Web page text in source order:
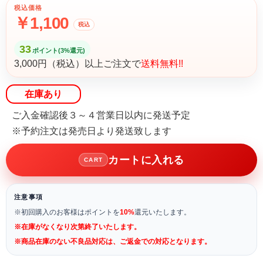
税込価格
￥1,100 税込
33 ポイント(3%還元)
3,000円（税込）以上ご注文で送料無料!!
在庫あり
ご入金確認後３～４営業日以内に発送予定
※予約注文は発売日より発送致します
CART カートに入れる
注意事項
※初回購入のお客様はポイントを10%還元いたします。
※在庫がなくなり次第終了いたします。
※商品在庫のない不良品対応は、ご返金での対応となります。